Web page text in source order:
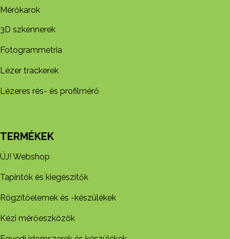
Mérőkarok
3D szkennerek
Fotogrammetria
Lézer trackerek
Lézeres rés- és profilmérő
TERMÉKEK
ÚJ! Webshop
Tapintók és kiegészítők
Rögzítőelemek és -készül​ékek
Kézi mérőeszközök